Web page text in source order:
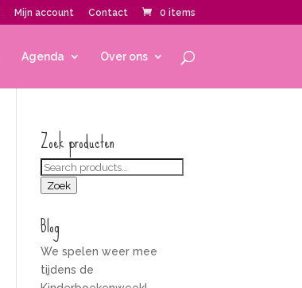
Mijn account Contact 0 items
Agenda Over ons
Zoek producten
Zoeken
voor:
Zoek
Blog
We spelen weer mee
tijdens de